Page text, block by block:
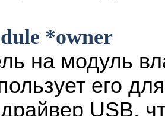
*owner
на модуль
его
драйвер USB,